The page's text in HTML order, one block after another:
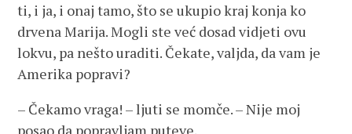
ti, i ja, i onaj tamo, što se ukupio kraj konja ko
drvena Marija. Mogli ste već dosad vidjeti ovu
lokvu, pa nešto uraditi. Čekate, valjda, da vam je
Amerika popravi?
– Čekamo vraga! – ljuti se momče. – Nije moj
posao da popravljam puteve.